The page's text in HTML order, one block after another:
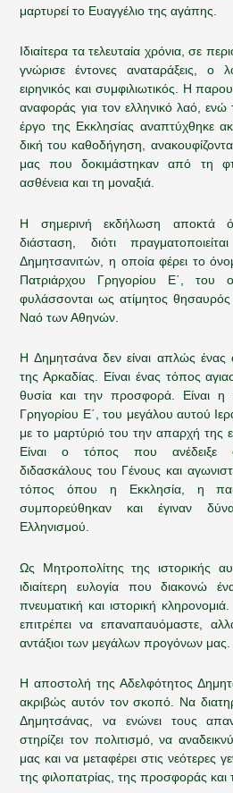
μαρτυρεί το Ευαγγέλιο της αγάπης.
Ιδιαίτερα τα τελευταία χρόνια, σε
γνώρισε έντονες αναταράξεις, ο
ειρηνικός και συμφιλιωτικός. Η
αναφοράς για τον ελληνικό λαό,
έργο της Εκκλησίας αναπτύχθηκε
δική του καθοδήγηση,
μας που δοκιμάστηκαν από τη
ασθένεια και τη μοναξιά.
Η σημερινή εκδήλωση αποκτά
διάσταση, διότι
Δημητσανιτών, η οποία φέρει το
Πατριάρχου Γρηγορίου Ε΄, του
φυλάσσονται ως ατίμητος θησαυρός
Ναό των Αθηνών.
Η Δημητσάνα δεν είναι απλώς ένας
της Αρκαδίας. Είναι ένας τόπος
θυσία και την προσφορά. Είναι η
Γρηγορίου Ε΄, του μεγάλου αυτού
με το μαρτύριό του την απαρχή της
Είναι ο τόπος που ανέδειξε
διδασκάλους του Γένους και
τόπος όπου η Εκκλησία, η
συμπορεύθηκαν και έγιναν
Ελληνισμού.
Ως Μητροπολίτης της ιστορικής
ιδιαίτερη ευλογία που διακονώ
πνευματική και ιστορική
επιτρέπει να επαναπαυόμαστε,
αντάξιοι των μεγάλων προγόνων μας.
Η αποστολή της Αδελφότητος
ακριβώς αυτόν τον σκοπό. Να
Δημητσάνας, να ενώνει τους
στηρίζει τον πολιτισμό, να
μας και να μεταφέρει στις νεότερες
της φιλοπατρίας, της προσφοράς και